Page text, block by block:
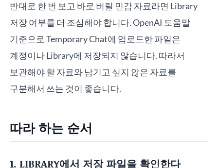
반대로 한 번 보고 바로 버릴 민감 자료라면 Library
저장 여부를 더 조심해야 합니다. OpenAI 도움말
기준으로 Temporary Chat에 업로드한 파일은
계정이나 Library에 저장되지 않습니다. 따라서
보관해야 할 자료와 남기고 싶지 않은 자료를
구분해서 쓰는 것이 좋습니다.
따라 하는 순서
1. LIBRARY에서 저장 파일을 확인한다